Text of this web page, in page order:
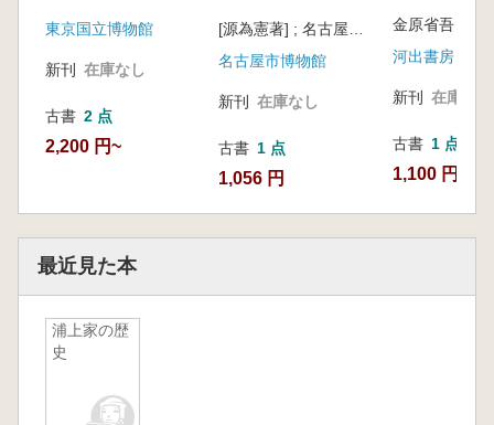
東京国立博物館
新刊 在庫なし
古書 2 点
2,200 円~
名古屋市博物館
新刊 在庫なし
古書 1 点
1,056 円
金原省吾 著
河出書房
新刊 在庫なし
古書 1 点
1,100 円
最近見た本
浦上家の歴
史